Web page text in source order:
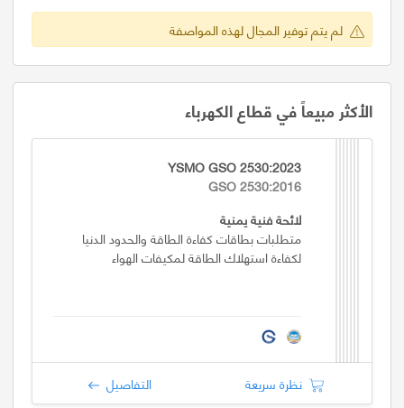
لم يتم توفير المجال لهذه المواصفة
الأكثر مبيعاً في قطاع الكهرباء
YSMO GSO 2530:2023
GSO 2530:2016
لائحة فنية يمنية
متطلبات بطاقات كفاءة الطاقة والحدود الدنيا
لكفاءة استهلاك الطاقة لمكيفات الهواء
نظرة سريعة التفاصيل